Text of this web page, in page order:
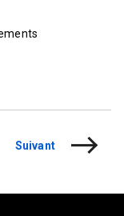
Suivant